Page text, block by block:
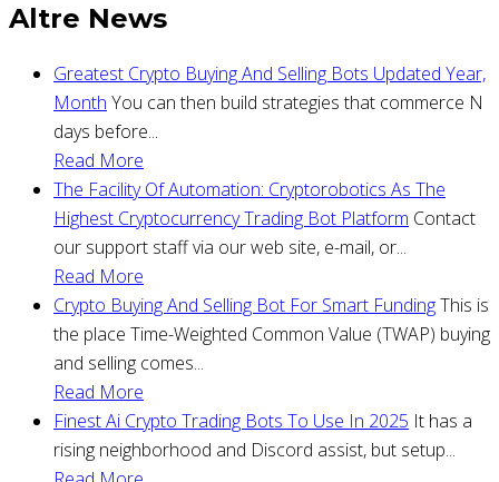
Altre News
Greatest Crypto Buying And Selling Bots Updated Year,
Month You can then build strategies that commerce N
days before...
Read More
The Facility Of Automation: Cryptorobotics As The
Highest Cryptocurrency Trading Bot Platform Contact
our support staff via our web site, e-mail, or...
Read More
Crypto Buying And Selling Bot For Smart FundingThis is
the place Time-Weighted Common Value (TWAP) buying
and selling comes...
Read More
Finest Ai Crypto Trading Bots To Use In 2025 It has a
rising neighborhood and Discord assist, but setup...